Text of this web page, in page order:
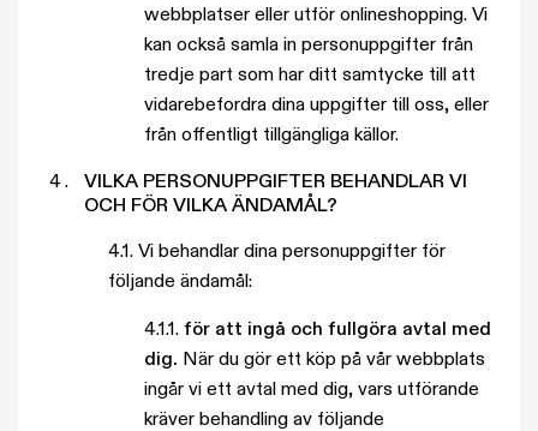
webbplatser eller utför onlineshopping. Vi
kan också samla in personuppgifter från
tredje part som har ditt samtycke till att
vidarebefordra dina uppgifter till oss, eller
från offentligt tillgängliga källor.
VILKA PERSONUPPGIFTER BEHANDLAR VI
OCH FÖR VILKA ÄNDAMÅL?
4.1. Vi behandlar dina personuppgifter för
följande ändamål:
4.1.1. för att ingå och fullgöra avtal med
dig. När du gör ett köp på vår webbplats
ingår vi ett avtal med dig, vars utförande
kräver behandling av följande